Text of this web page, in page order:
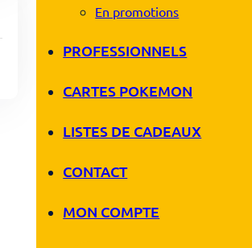
En promotions
PROFESSIONNELS
CARTES POKEMON
LISTES DE CADEAUX
CONTACT
MON COMPTE